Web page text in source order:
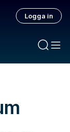
Logga in